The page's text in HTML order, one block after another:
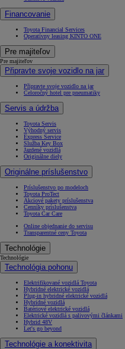
Financovanie
Toyota Financial Services
Operatívny leasing KINTO ONE
Pre majiteľov
Pre majiteľov
Připravte svoje vozidlo na jar
Připravte svoje vozidlo na jar
Celoročný hotel pre pneumatiky
Servis a údržba
Toyota Servis
Výhodný servis
Express Service
Služba Key Box
Jazdené vozidlá
Originálne diely
Originálne príslušenstvo
Príslušenstvo po modeloch
Toyota ProTect
Akciové pakety príslušenstva
Cenníky príslušenstva
Toyota Car Care
Online objednanie do servisu
Transparentné ceny Toyota
Technológie
Technológie
Technológia pohonu
Elektrifikované vozidlá Toyota
Hybridné elektrické vozidlá
Plug-in hybridné elektrické vozidlá
Hybridné vozidlá
Batériové elektrické vozidlá
Elektrické vozidlá s palivovými článkami
Hybrid 48V
Let's go beyond
Technológie a konektivita